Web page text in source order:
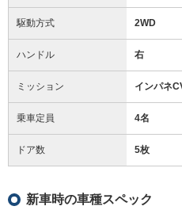
駆動方式 2WD
ハンドル 右
ミッション インパネ
乗車定員 4名
ドア数 5枚
新車時の車種スペック